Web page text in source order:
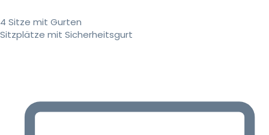
4 Sitze mit Gurten
Sitzplätze mit Sicherheitsgurt